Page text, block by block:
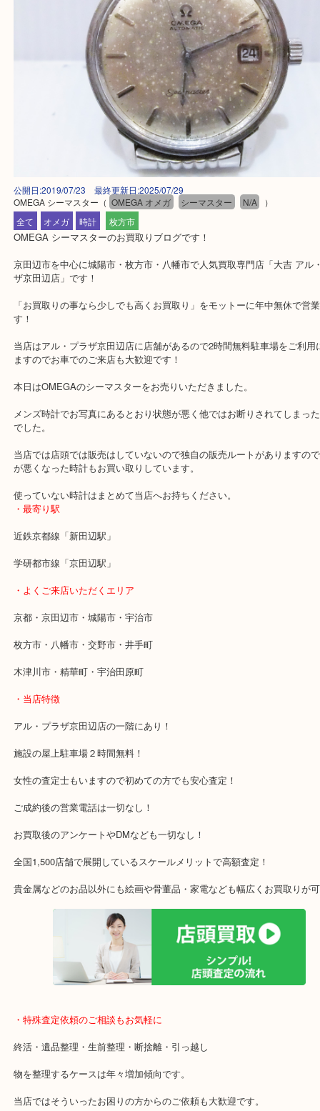
公開日:2019/07/23 最終更新日:2025/07/29
OMEGA シーマスター
全て
オメガ 時計 枚方市
OMEGA シーマスターのお買取りブログです！
京田辺市を中心に城陽市・枚方市・八幡市で人気買取専門店「大吉
ザ京田辺店」です！
「お買取りの事なら少しでも高くお買取り」をモットーに年中無休
当店はアル・プラザ京田辺店に店舗があるので2時間無料駐車場を
ますのでお車でのご来店も大歓迎です！
本日はOMEGAのシーマスターをお売りいただきました。
メンズ時計でお写真にあるとおり状態が悪く他ではお断りされてし
が悪くなった時計もお買い取りしています。
使っていない時計はまとめて当店へお持ちください。
近鉄京都線「新田辺駅」
学研都市線「京田辺駅」
・よくご来店いただくエリア
京都・京田辺市・城陽市・宇治市
枚方市・八幡市・交野市・井手町
木津川市・精華町・宇治田原町
・当店特徴
アル・プラザ京田辺店の一階にあり！
施設の屋上駐車場２時間無料！
女性の査定士もいますので初めての方でも安心査定！
ご成約後の営業電話は一切なし！
お買取後のアンケートやDMなども一切なし！
全国1,500店舗で展開しているスケールメリットで高額査定！
貴金属などのお品以外にも絵画や骨董品・家電なども幅広くお買取